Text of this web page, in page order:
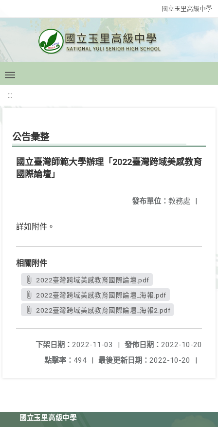
國立玉里高級中學
:::
公告彙整
國立臺灣師範大學辦理「2022臺灣跨域美感教育
國際論壇」
發布單位： 教務處 |
詳如附件。
相關附件
2022臺灣跨域美感教育國際論壇.pdf
2022臺灣跨域美感教育國際論壇_海報.pdf
2022臺灣跨域美感教育國際論壇_海報2.pdf
發佈日期： 2022-10-20
下架日期： 2022-11-03
|
最後更新日期： 2022-10-20 |
點擊率： 494 |
國立玉里高級中學